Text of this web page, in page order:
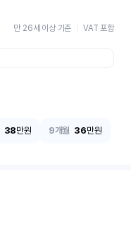
만 26세 이상 기준 VAT 포함
38만원 9개월 36만원